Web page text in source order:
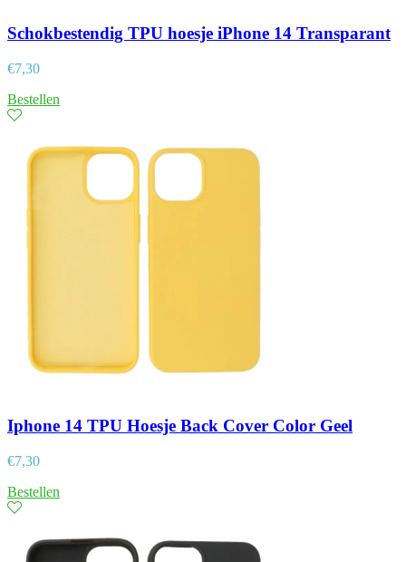
Schokbestendig TPU hoesje iPhone 14 Transparant
€7,30
Bestellen
Iphone 14 TPU Hoesje Back Cover Color Geel
€7,30
Bestellen